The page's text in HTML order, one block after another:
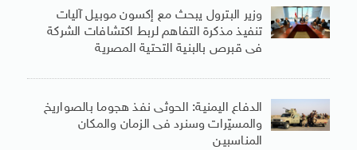
وزير البترول يبحث مع إكسون موبيل آليات
تنفيذ مذكرة التفاهم لربط اكتشافات الشركة
فى قبرص بالبنية التحتية المصرية
الدفاع اليمنية: الحوثى نفذ هجوما بالصواريخ
والمسيّرات وسنرد فى الزمان والمكان
المناسبين